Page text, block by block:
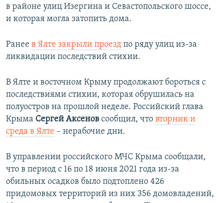
в районе улиц Изергина и Севастопольского шоссе,
и которая могла затопить дома.
Ранее в Ялте закрыли проезд по ряду улиц из-за
ликвидации последствий стихии.
В Ялте и восточном Крыму продолжают бороться с
последствиями стихии, которая обрушилась на
полуостров на прошлой неделе. Российский глава
Крыма Сергей Аксенов сообщил, что вторник и
среда в Ялте – нерабочие дни.
В управлении российского МЧС Крыма сообщали,
что в период с 16 по 18 июня 2021 года из-за
обильных осадков было подтоплено 426
придомовых территорий из них 356 домовладений,